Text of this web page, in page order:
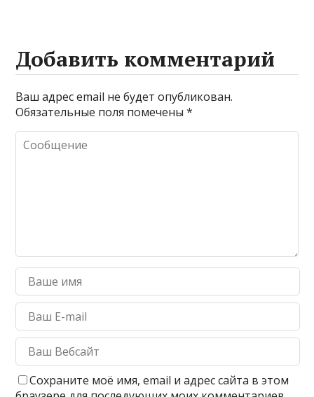
Добавить комментарий
Ваш адрес email не будет опубликован.
Обязательные поля помечены*
Сохраните моё имя, email и адрес сайта в этом